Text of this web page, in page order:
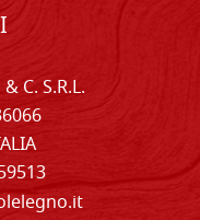
C. S.R.L.